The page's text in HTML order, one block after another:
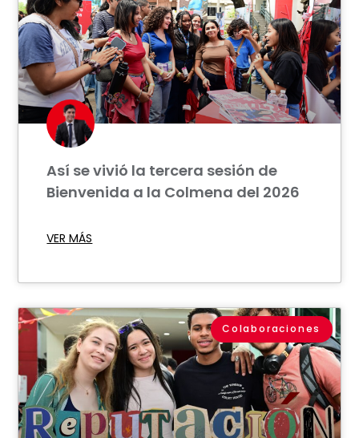
Así se vivió la tercera sesión de
Bienvenida a la Colmena del 2026
VER MÁS
Colaboraciones